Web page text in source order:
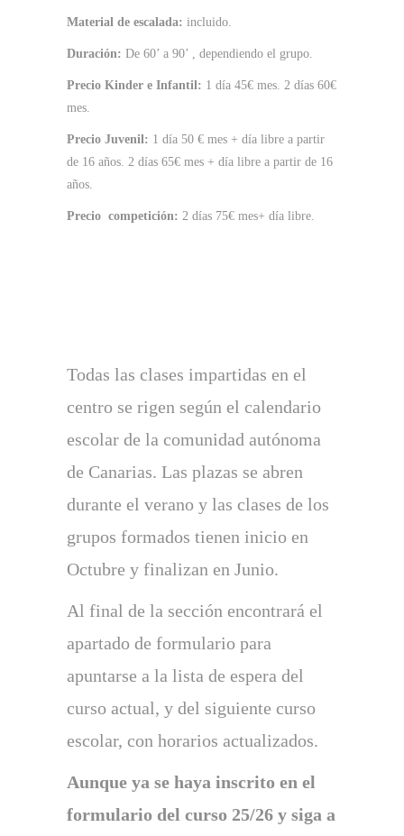
Material de escalada: incluido.
Duración: De 60’ a 90’ , dependiendo el grupo.
Precio Kinder e Infantil: 1 día 45€ mes. 2 días 60€
mes.
Precio Juvenil: 1 día 50 € mes + día libre a partir
de 16 años. 2 días 65€ mes + día libre a partir de 16
años.
Precio competición: 2 días 75€ mes+ día libre.
Todas las clases impartidas en el
centro se rigen según el calendario
escolar de la comunidad autónoma
de Canarias. Las plazas se abren
durante el verano y las clases de los
grupos formados tienen inicio en
Octubre y finalizan en Junio.
Al final de la sección encontrará el
apartado de formulario para
apuntarse a la lista de espera del
curso actual, y del siguiente curso
escolar, con horarios actualizados.
Aunque ya se haya inscrito en el
formulario del curso 25/26 y siga a